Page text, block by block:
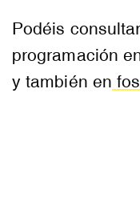
Podéis
programación
y también en